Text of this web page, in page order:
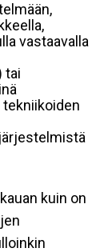
vastaavalla
tai
kuin on